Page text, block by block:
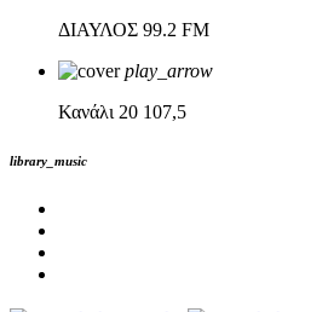
ΔΙΑΥΛΟΣ 99.2 FM
play_arrow
Κανάλι 20 107,5
library_music